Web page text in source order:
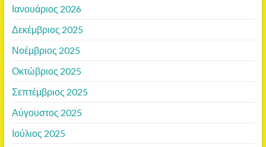
Ιανουάριος 2026
Δεκέμβριος 2025
Νοέμβριος 2025
Οκτώβριος 2025
Σεπτέμβριος 2025
Αύγουστος 2025
Ιούλιος 2025